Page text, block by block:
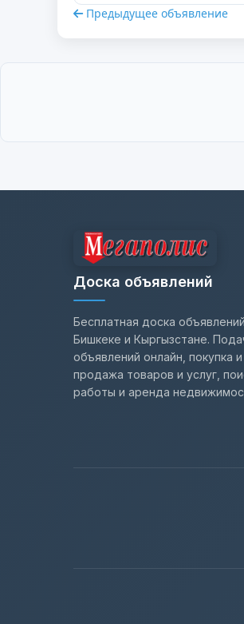
Предыдущее объявление
Доска объявлений
Бесплатная доска
Бишкеке и Кыргызстане.
объявлений онлайн, покупка и
продажа товаров и услуг,
работы и аренда